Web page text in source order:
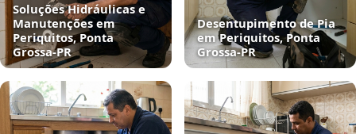
Soluções Hidráulicas e
Manutenções em
Periquitos, Ponta
Grossa‑PR
Desentupimento de Pia
em Periquitos, Ponta
Grossa‑PR